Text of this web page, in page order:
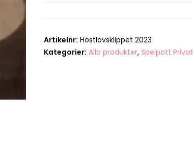
Artikelnr: Höstlovsklippet 2023
Kategorier: Alla produkter, Spelpott Privat